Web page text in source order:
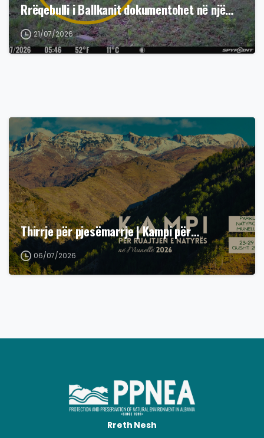
Rrëqebulli i Ballkanit dokumentohet në një…
21/07/2026
Thirrje për pjesëmarrje | Kampi për…
06/07/2026
Rreth Nesh